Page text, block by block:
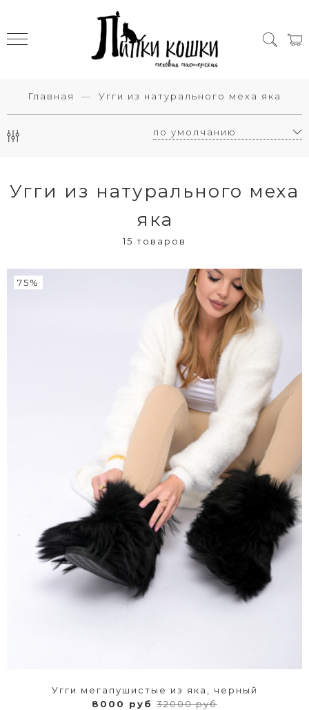
Главная Угги из натурального меха яка
Угги из натурального меха
яка
15 товаров
75%
Угги мегапушистые из яка, черный
8000 руб 32000 руб